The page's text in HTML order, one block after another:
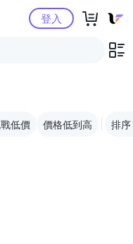
購物中心登入
低價 價格低到高 排序